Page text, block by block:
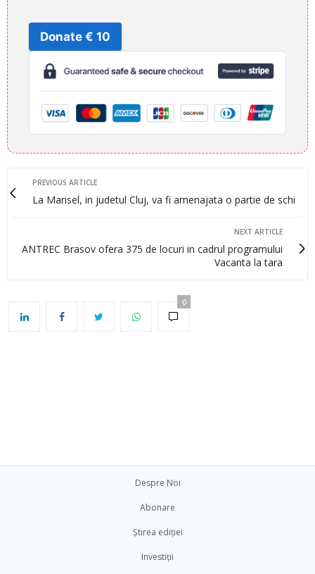
Donate € 10
PREVIOUS ARTICLE
La Marisel, in judetul Cluj, va fi amenajata o partie de schi
NEXT ARTICLE
ANTREC Brasov ofera 375 de locuri in cadrul programului
Vacanta la tara
0
Despre Noi
Abonare
Știrea ediției
Investiții